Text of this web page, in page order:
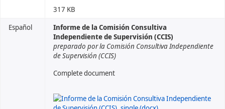
317 KB
Español
Informe de la Comisión Consultiva
Independiente de Supervisión (CCIS)
preparado por la Comisión Consultiva Independiente
de Supervisión (CCIS)
Complete document